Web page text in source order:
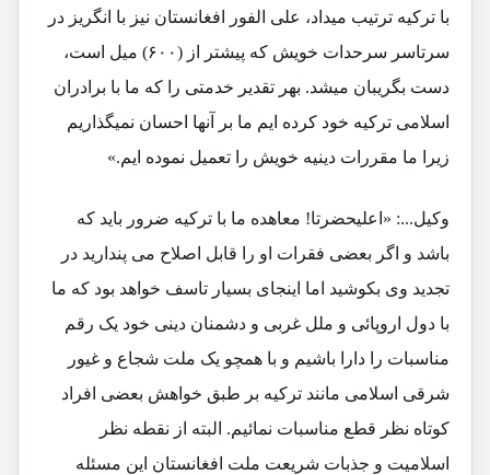
با ترکیه ترتیب میداد، علی الفور افغانستان نیز با انگریز در
سرتاسر سرحدات خویش که پیشتر از (۶۰۰) میل است،
دست بگریبان میشد. بهر تقدیر خدمتی را که ما با برادران
اسلامی ترکیه خود کرده ایم ما بر آنها احسان نمیگذاریم
زیرا ما مقررات دینیه خویش را تعمیل نموده ایم.»
وکیل...: «اعلیحضرتا! معاهده ما با ترکیه ضرور باید که
باشد و اگر بعضی فقرات او را قابل اصلاح می پندارید در
تجدید وی بکوشید اما اینجای بسیار تاسف خواهد بود که ما
با دول اروپائی و ملل غربی و دشمنان دینی خود یک رقم
مناسبات را دارا باشیم و با همچو یک ملت شجاع و غیور
شرقی اسلامی مانند ترکیه بر طبق خواهش بعضی افراد
کوتاه نظر قطع مناسبات نمائیم. البته از نقطه نظر
اسلامیت و جذبات شریعت ملت افغانستان این مسئله